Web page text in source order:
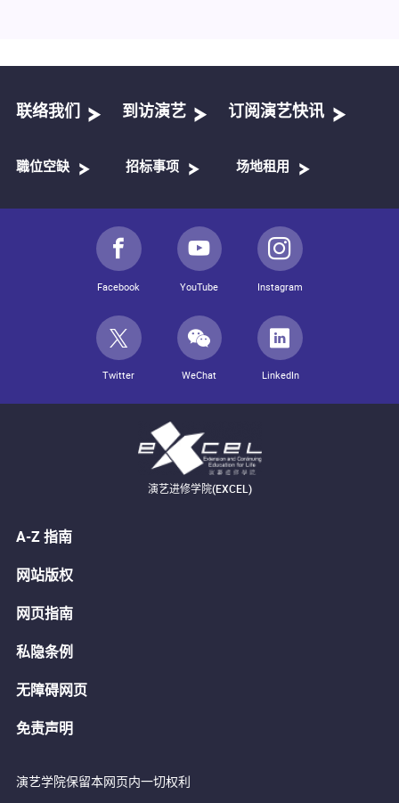
联络我们 到访演艺 订阅演艺快讯
職位空缺 招标事项 场地租用
Facebook YouTube Instagram
Twitter WeChat LinkedIn
演艺进修学院(EXCEL)
A-Z 指南
网站版权
网页指南
私隐条例
无障碍网页
免责声明
演艺学院保留本网页内一切权利